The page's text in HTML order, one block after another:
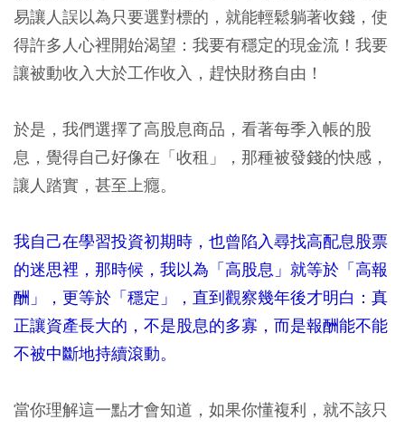
易讓人誤以為只要選對標的，就能輕鬆躺著收錢，使
得許多人心裡開始渴望：我要有穩定的現金流！我要
讓被動收入大於工作收入，趕快財務自由！
於是，我們選擇了高股息商品，看著每季入帳的股
息，覺得自己好像在「收租」，那種被發錢的快感，
讓人踏實，甚至上癮。
我自己在學習投資初期時，也曾陷入尋找高配息股票
的迷思裡，那時候，我以為「高股息」就等於「高報
酬」，更等於「穩定」，直到觀察幾年後才明白：真
正讓資產長大的，不是股息的多寡，而是報酬能不能
不被中斷地持續滾動。
當你理解這一點才會知道，如果你懂複利，就不該只